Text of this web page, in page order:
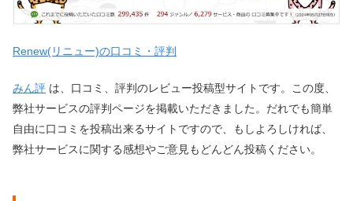
Renew(リニュー)の口コミ・評判
みん評 は、口コミ、評判のレビュー投稿型サイトです。この度、
弊社サービスの評判ページを掲載いただきました。だれでも簡単
自由に口コミを投稿出来るサイトですので、もしよろしければ、
弊社サービスに関する感想やご意見もどんどん投稿ください。